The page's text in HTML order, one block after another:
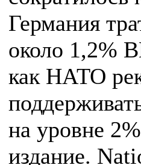
Германия
около 1,2%
как НАТО
на уровне
издание.